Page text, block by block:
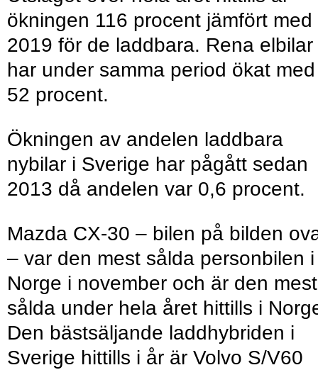
ökningen 116 procent jämfört med
2019 för de laddbara. Rena elbilar
har under samma period ökat med
52 procent.
Ökningen av andelen laddbara
nybilar i Sverige har pågått sedan
2013 då andelen var 0,6 procent.
Mazda CX-30 – bilen på bilden
– var den mest sålda personbilen i
Norge i november och är den mest
sålda under hela året hittills i
Den bästsäljande laddhybriden i
Sverige hittills i år är Volvo S/V60